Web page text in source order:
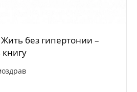
без гипертонии –